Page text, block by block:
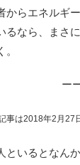
からエネルギ
るなら、まさ
ー
事は2018年2月27
といるとなん